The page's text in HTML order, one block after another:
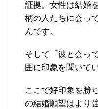
証拠。女性は結婚
柄の人たちに会っ
んです。
そして「彼と会っ
囲に印象を聞いて
ここで好印象を勝
の結婚願望はより